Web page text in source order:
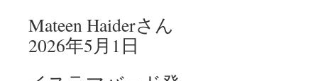
Mateen Haiderさん
2026年5月1日